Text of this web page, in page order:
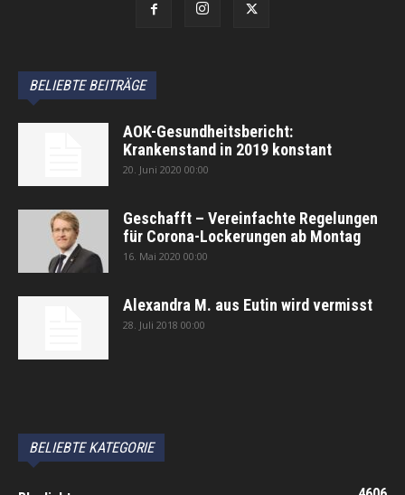
BELIEBTE BEITRÄGE
AOK-Gesundheitsbericht:
Krankenstand in 2019 konstant
20. Juni 2020 00:00
Geschafft – Vereinfachte Regelungen
für Corona-Lockerungen ab Montag
16. Mai 2020 00:00
Alexandra M. aus Eutin wird vermisst
28. Juli 2018 00:00
BELIEBTE KATEGORIE